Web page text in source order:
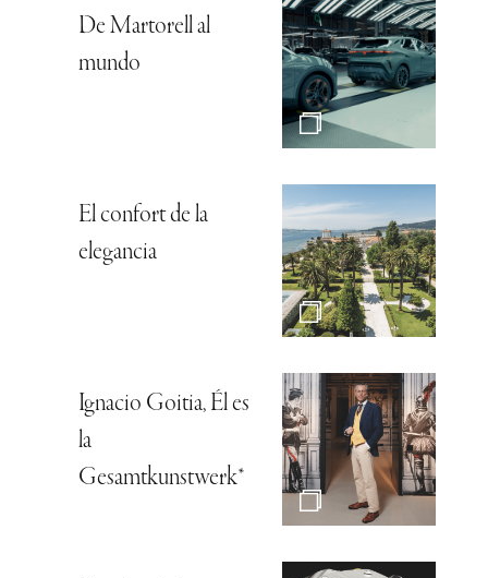
De Martorell al
mundo
El confort de la
elegancia
Ignacio Goitia, Él es
la
Gesamtkunstwerk*